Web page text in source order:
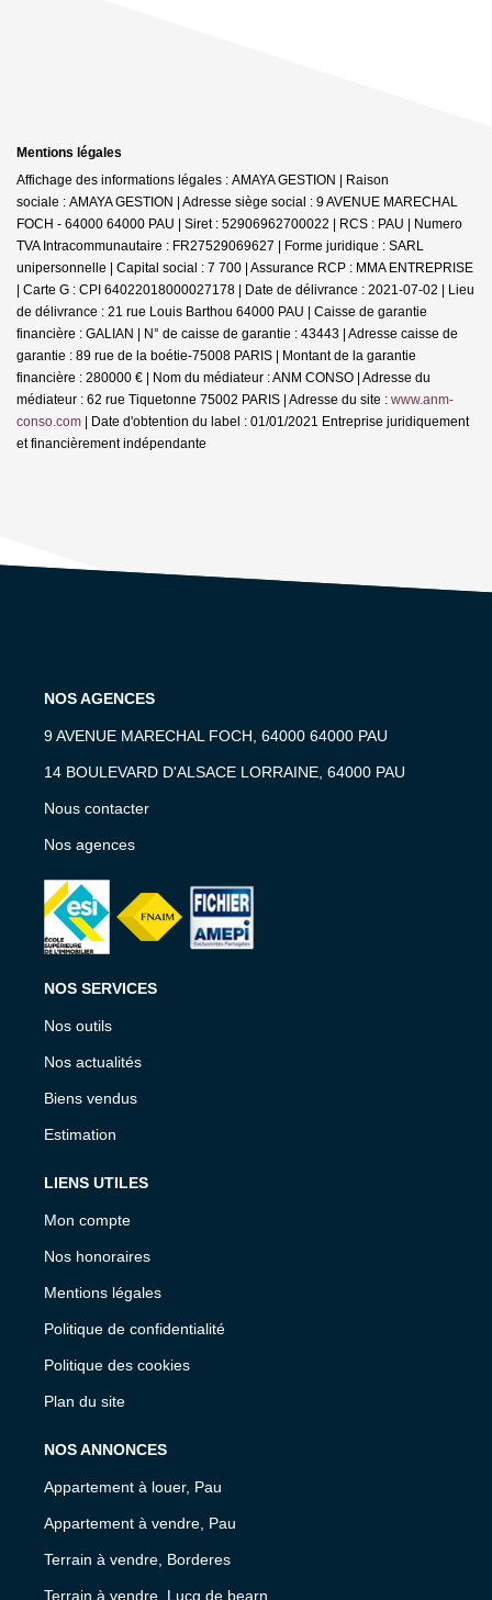
Mentions légales
Affichage des informations légales : AMAYA GESTION | Raison
sociale : AMAYA GESTION | Adresse siège social : 9 AVENUE MARECHAL
FOCH - 64000 64000 PAU | Siret : 52906962700022 | RCS : PAU | Numero
TVA Intracommunautaire : FR27529069627 | Forme juridique : SARL
unipersonnelle | Capital social : 7 700 | Assurance RCP : MMA ENTREPRISE
| Carte G : CPI 64022018000027178 | Date de délivrance : 2021-07-02 | Lieu
de délivrance : 21 rue Louis Barthou 64000 PAU | Caisse de garantie
financière : GALIAN | N° de caisse de garantie : 43443 | Adresse caisse de
garantie : 89 rue de la boétie-75008 PARIS | Montant de la garantie
financière : 280000 € | Nom du médiateur : ANM CONSO | Adresse du
médiateur : 62 rue Tiquetonne 75002 PARIS | Adresse du site : www.anm-
conso.com | Date d'obtention du label : 01/01/2021 Entreprise juridiquement
et financièrement indépendante
NOS AGENCES
9 AVENUE MARECHAL FOCH, 64000 64000 PAU
14 BOULEVARD D'ALSACE LORRAINE, 64000 PAU
Nous contacter
Nos agences
NOS SERVICES
Nos outils
Nos actualités
Biens vendus
Estimation
LIENS UTILES
Mon compte
Nos honoraires
Mentions légales
Politique de confidentialité
Politique des cookies
Plan du site
NOS ANNONCES
Appartement à louer, Pau
Appartement à vendre, Pau
Terrain à vendre, Borderes
Terrain à vendre, Lucq de bearn